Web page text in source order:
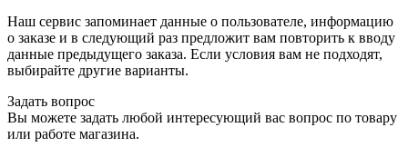
Наш сервис запоминает данные о пользователе, информацию
о заказе и в следующий раз предложит вам повторить к вводу
данные предыдущего заказа. Если условия вам не подходят,
выбирайте другие варианты.
Задать вопрос
Вы можете задать любой интересующий вас вопрос по товару
или работе магазина.